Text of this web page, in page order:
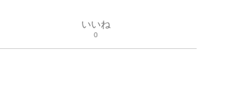
いいね
0